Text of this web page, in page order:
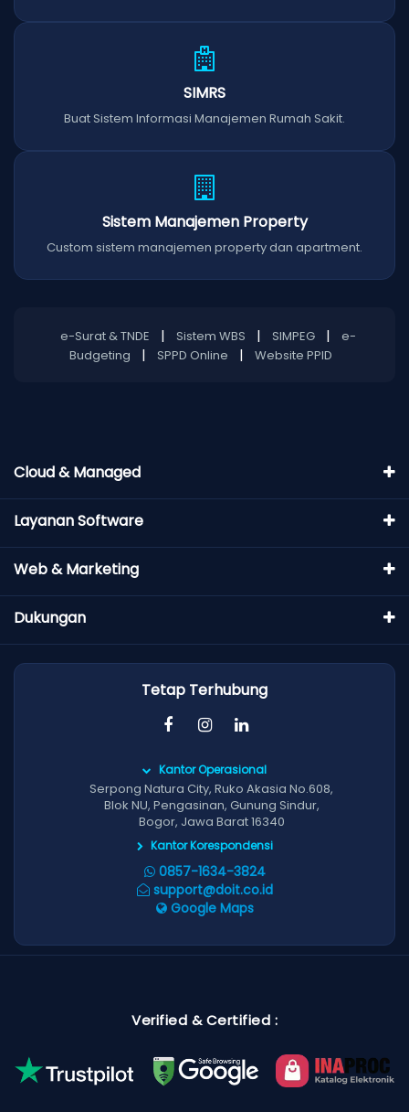
SIMRS
Buat Sistem Informasi Manajemen Rumah Sakit.
Sistem Manajemen Property
Custom sistem manajemen property dan apartment.
e-Surat & TNDE | Sistem WBS | SIMPEG |
e-
Budgeting
| SPPD Online | Website PPID
Cloud & Managed
Layanan Software
Web & Marketing
Dukungan
Tetap Terhubung
Kantor Operasional
Serpong Natura City, Ruko Akasia No.608,
Blok NU, Pengasinan, Gunung Sindur,
Bogor, Jawa Barat 16340
Kantor Korespondensi
0857-1634-3824
support@doit.co.id
Google Maps
Verified & Certified :